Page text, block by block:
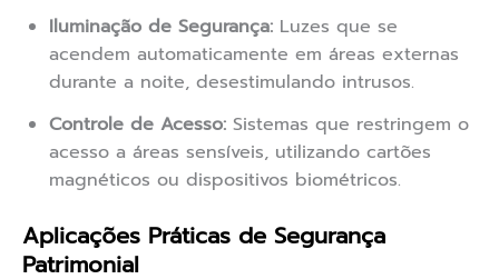
Iluminação de Segurança: Luzes que se
acendem automaticamente em áreas externas
durante a noite, desestimulando intrusos.
Controle de Acesso: Sistemas que restringem o
acesso a áreas sensíveis, utilizando cartões
magnéticos ou dispositivos biométricos.
Aplicações Práticas de Segurança
Patrimonial